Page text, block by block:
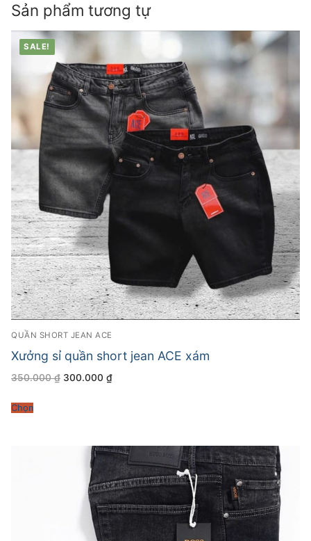
Sản phẩm tương tự
SALE!
QUẦN SHORT JEAN ACE
Xưởng sỉ quần short jean ACE xám
350.000₫ Giá
300.000 ₫Giá
Chọn